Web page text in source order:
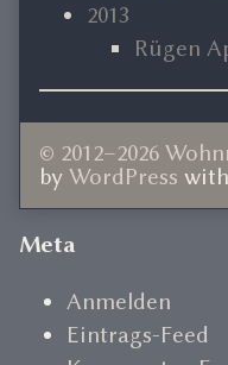
2013
Rügen
© 2012–2026
by WordPress with
Document
Footer
Meta
Anmelden
Eintrags-Feed